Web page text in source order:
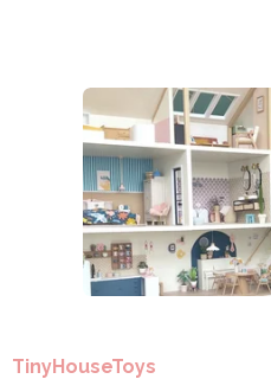
TinyHouseToys